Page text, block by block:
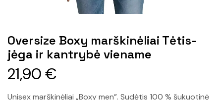
Oversize Boxy marškinėliai Tėtis-
jėga ir kantrybė viename
21,90€
Unisex marškinėliai „Boxy men”. Sudėtis 100 % šukuotinė